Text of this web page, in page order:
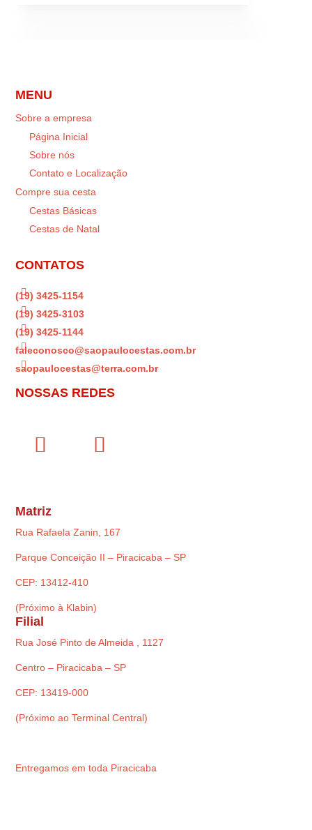
MENU
Sobre a empresa
Página Inicial
Sobre nós
Contato e Localização
Compre sua cesta
Cestas Básicas
Cestas de Natal
CONTATOS

(19) 3425-1154

(19) 3425-3103

(19) 3425-1144

faleconosco@saopaulocestas.com.br

saopaulocestas@terra.com.br
NOSSAS REDES
Matriz
Rua Rafaela Zanin, 167
Parque Conceição II – Piracicaba – SP
CEP: 13412-410
(Próximo à Klabin)
Filial
Rua José Pinto de Almeida , 1127
Centro – Piracicaba – SP
CEP: 13419-000
(Próximo ao Terminal Central)
Entregamos em toda Piracicaba